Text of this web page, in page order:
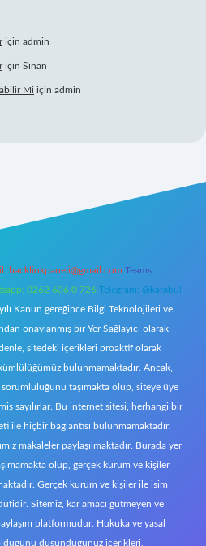
için admin
için Sinan
Mi için admin
backlinkpaneli@gmail.com Teams:
0262 606 0 726 Telegram: @karabul
Kanun gereğince Bilgi Teknolojileri ve
onaylanmış bir Yer Sağlayıcı olarak
sitedeki içerikleri proaktif olarak
bulunmamaktadır. Ancak,
taşımakta olup, siteye üye
sayılırlar. Bu internet sitesi, herhangi bir
ile hiçbir bağlantısı bulunmamaktadır.
makaleler paylaşılmaktadır. Burada yer
olup, gerçek kurum ve kişiler
Gerçek kurum ve kişiler ile isim
Sitemiz, kar amacı gütmeyen ve
platformudur. Hukuka ve yasal
düşündüğünüz içerikleri,